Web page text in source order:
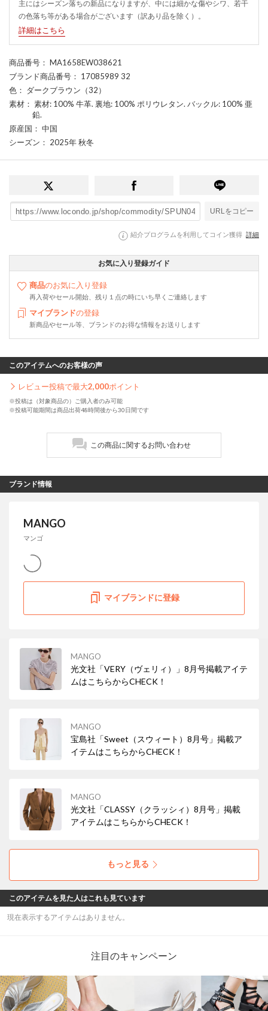
主にはシーズン落ちの新品になりますが、中には細かな傷やシワ、若干
の色落ち等がある場合がございます（訳あり品を除く）。
詳細はこちら
商品番号 ： MA1658EW038621
ブランド商品番号 ： 17085989 32
色 ： ダークブラウン（32）
素材 ： 素材: 100% 牛革. 裏地: 100% ポリウレタン. バックル: 100% 亜
鉛.
原産国 ： 中国
シーズン ： 2025年 秋冬
URLをコピー
紹介プログラムを利用してコイン獲得 詳細
お気に入り登録ガイド
商品のお気に入り登録
再入荷やセール開始、残り１点の時にいち早くご連絡します
マイブランドの登録
新商品やセール等、ブランドのお得な情報をお送りします
このアイテムへのお客様の声
レビュー投稿で最大2,000ポイント
※投稿は（対象商品の）ご購入者のみ可能
※投稿可能期間は商品出荷48時間後から30日間です
この商品に関するお問い合わせ
ブランド情報
MANGO
マンゴ
マイブランドに登録
MANGO
光文社「VERY（ヴェリィ）」8月号掲載アイテ
ムはこちらからCHECK！
MANGO
宝島社「Sweet（スウィート）8月号」掲載ア
イテムはこちらからCHECK！
MANGO
光文社「CLASSY（クラッシィ）8月号」掲載
アイテムはこちらからCHECK！
もっと見る
このアイテムを見た人はこれも見ています
現在表示するアイテムはありません。
注目のキャンペーン